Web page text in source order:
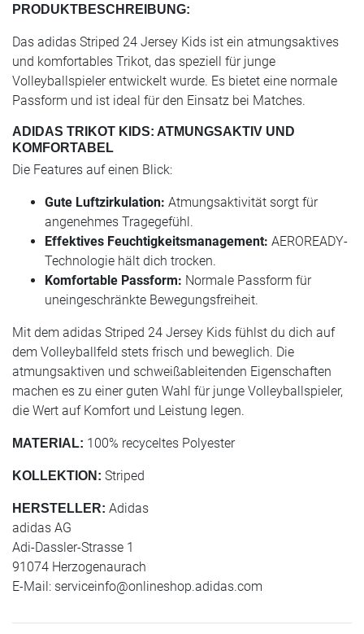
PRODUKTBESCHREIBUNG:
Das adidas Striped 24 Jersey Kids ist ein atmungsaktives
und komfortables Trikot, das speziell für junge
Volleyballspieler entwickelt wurde. Es bietet eine normale
Passform und ist ideal für den Einsatz bei Matches.
ADIDAS TRIKOT KIDS: ATMUNGSAKTIV UND
KOMFORTABEL
Die Features auf einen Blick:
Gute Luftzirkulation: Atmungsaktivität sorgt für
angenehmes Tragegefühl.
Effektives Feuchtigkeitsmanagement: AEROREADY-
Technologie hält dich trocken.
Komfortable Passform: Normale Passform für
uneingeschränkte Bewegungsfreiheit.
Mit dem adidas Striped 24 Jersey Kids fühlst du dich auf
dem Volleyballfeld stets frisch und beweglich. Die
atmungsaktiven und schweißableitenden Eigenschaften
machen es zu einer guten Wahl für junge Volleyballspieler,
die Wert auf Komfort und Leistung legen.
MATERIAL: 100% recyceltes Polyester
KOLLEKTION: Striped
HERSTELLER: Adidas
adidas AG
Adi-Dassler-Strasse 1
91074 Herzogenaurach
E-Mail: serviceinfo@onlineshop.adidas.com